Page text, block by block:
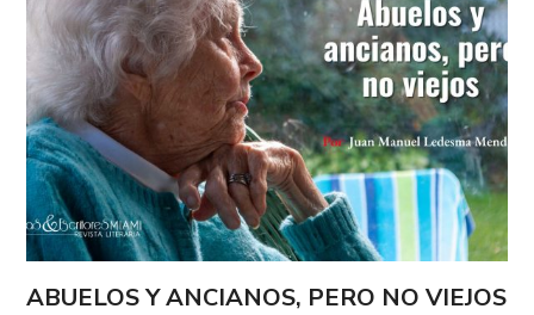
ABUELOS Y ANCIANOS, PERO NO VIEJOS